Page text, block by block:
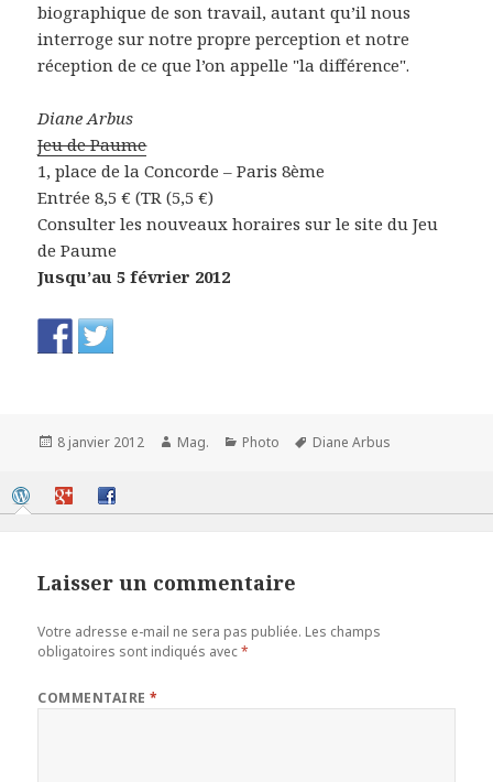
biographique de son travail, autant qu’il nous
interroge sur notre propre perception et notre
réception de ce que l’on appelle "la différence".
Diane Arbus
Jeu de Paume
1, place de la Concorde – Paris 8ème
Entrée 8,5 € (TR (5,5 €)
Consulter les nouveaux horaires sur le site du Jeu
de Paume
Jusqu’au 5 février 2012
Publié
8 janvier 2012 Auteur
Mag. Catégories
Photo
Mots-
Diane Arbus
Laisser un commentaire
Votre adresse e-mail ne sera pas publiée. Les champs
obligatoires sont indiqués avec*
COMMENTAIRE*